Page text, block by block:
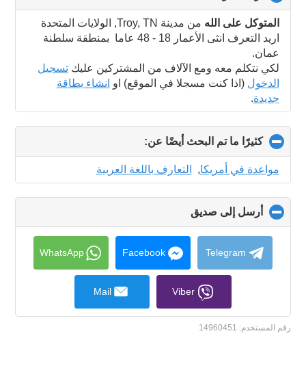
to
collapse
contents
المتوكل على الله
من مدينة Troy, TN, الولايات المتحدة
اريد التعرف انثى الأعمار 18 - 48 عاما بمنطقة سلطنة
عمان.
لكي نتكلم معه ومع الآلاف من المشتركين عليكتسجيل
الدخول (اذا كنت مسجلا في الموقع) او انشاء بطاقة
جديدة.
كثيرًا ما تم البحث أيضًا عن:
to
collapse
contents
مواعدة في أمريكا, التعارف باللغة العربية
أرسل إلى صديق
to
collapse
contents
Telegram
Facebook
WhatsApp
Viber
Mail
رقم المستخدم: 14960451